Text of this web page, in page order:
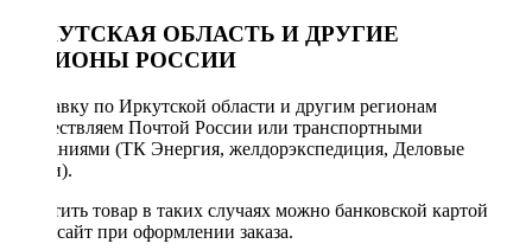
ИРКУТСКАЯ ОБЛАСТЬ И ДРУГИЕ
РЕГИОНЫ РОССИИ
Отправку по Иркутской области и другим регионам
осуществляем Почтой России или транспортными
компаниями (ТК Энергия, желдорэкспедиция, Деловые
линии).
Оплатить товар в таких случаях можно банковской картой
через сайт при оформлении заказа.